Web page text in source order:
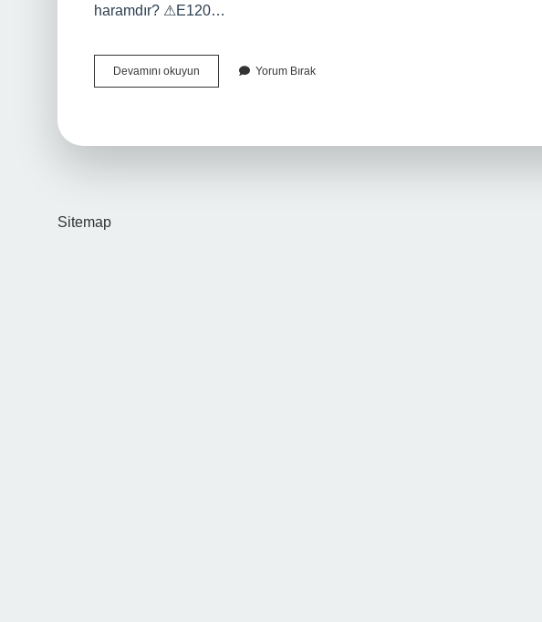
haramdır? ⚠E120…
Devamını okuyun
500
Yorum Bırak
Sitemap